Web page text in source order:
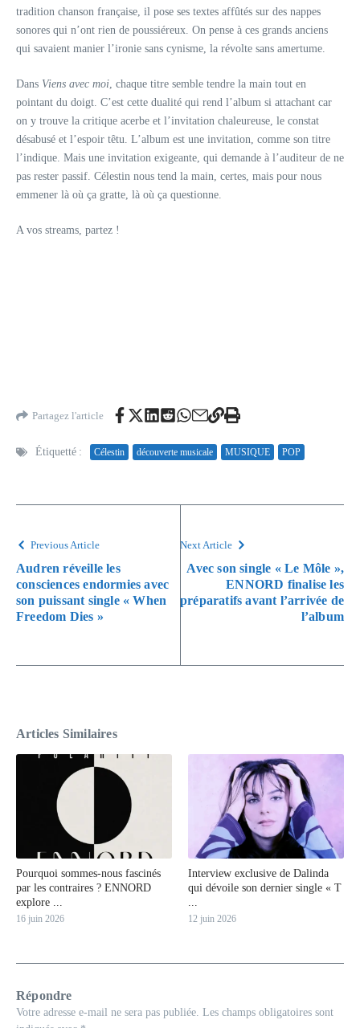
tradition chanson française, il pose ses textes affûtés sur des nappes
sonores qui n’ont rien de poussiéreux. On pense à ces grands anciens
qui savaient manier l’ironie sans cynisme, la révolte sans amertume.
Dans Viens avec moi , chaque titre semble tendre la main tout en
pointant du doigt. C’est cette dualité qui rend l’album si attachant car
on y trouve la critique acerbe et l’invitation chaleureuse, le constat
désabusé et l’espoir têtu. L’album est une invitation, comme son titre
l’indique. Mais une invitation exigeante, qui demande à l’auditeur de ne
pas rester passif. Célestin nous tend la main, certes, mais pour nous
emmener là où ça gratte, là où ça questionne.
A vos streams, partez !
Partagez l'article
Étiquetté : Célestin découverte musicale MUSIQUE POP
Previous Article
Audren réveille les
consciences endormies avec
son puissant single « When
Freedom Dies »
Next Article
Avec son single « Le Môle »,
ENNORD finalise les
préparatifs avant l’arrivée de
l’album
Articles Similaires
Pourquoi sommes-nous fascinés
par les contraires ? ENNORD
explore ...
16 juin 2026
Interview exclusive de Dalinda
qui dévoile son dernier single « T
12 juin 2026
Répondre
Votre adresse e-mail ne sera pas publiée. Les champs obligatoires sont